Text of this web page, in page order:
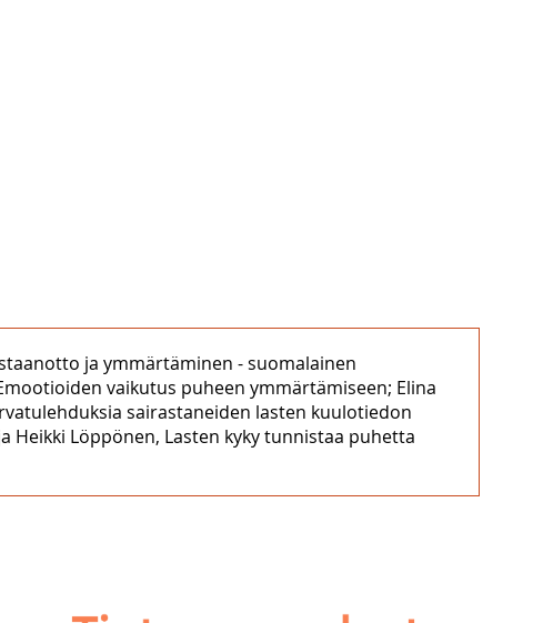
ja ymmärtäminen - suomalainen
vaikutus puheen ymmärtämiseen; Elina
sairastaneiden lasten kuulotiedon
Heikki Löppönen, Lasten kyky tunnistaa puhetta